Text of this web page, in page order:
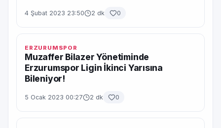
4 Şubat 2023 23:50 2 dk 0
ERZURUMSPOR
Muzaffer Bilazer Yönetiminde
Erzurumspor Ligin İkinci Yarısına
Bileniyor!
5 Ocak 2023 00:27 2 dk 0